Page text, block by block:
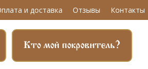
и доставка Отзывы Контакты
Кто мой покровитель?